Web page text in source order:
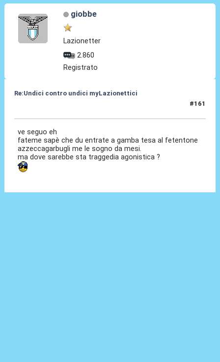
giobbe
Lazionetter
2.860
Registrato
Re:Undici contro undici myLazionettici
#161
ve seguo eh
fateme sapè che du entrate a gamba tesa al fetentone
azzeccagarbugli me le sogno da mesi.
ma dove sarebbe sta traggedia agonistica ?